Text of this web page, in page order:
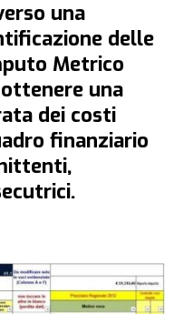
una
delle
Metrico
una
dei costi
finanziario